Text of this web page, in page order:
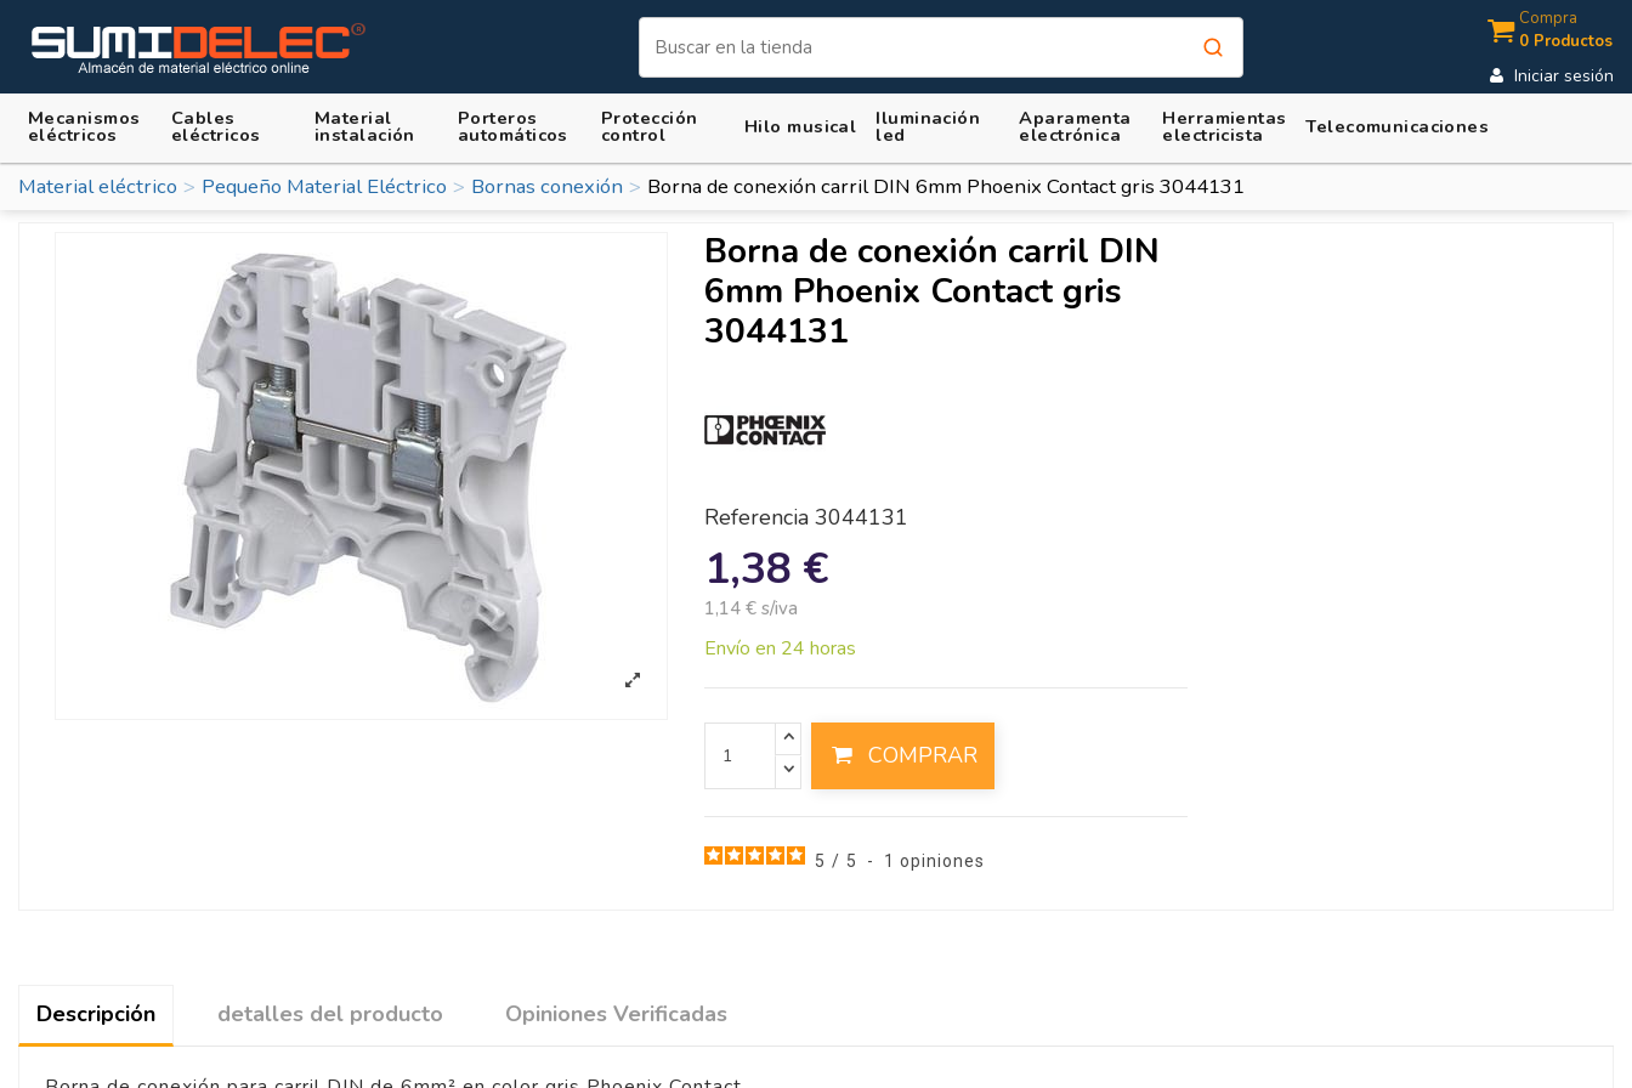
Compra
0 Productos
Iniciar sesión
Mecanismos
eléctricos
Cables
eléctricos
Material
instalación
Porteros
automáticos
Protección
control Hilo musical Iluminación
led
Aparamenta
electrónica
Herramientas
electricista Telecomunicaciones
Material eléctrico Pequeño Material Eléctrico Bornas conexión Borna de conexión carril DIN 6mm Phoenix Contact gris 3044131
Borna de conexión carril DIN
6mm Phoenix Contact gris
3044131
Referencia 3044131
1,38 €
1,14 € s/iva
Envío en 24 horas
COMPRAR
5 / 5 - 1 opiniones
Descripción detalles del producto Opiniones Verificadas